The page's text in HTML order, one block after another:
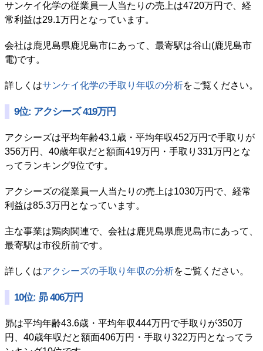
サンケイ化学の従業員一人当たりの売上は4720万円で、経
常利益は29.1万円となっています。
会社は鹿児島県鹿児島市にあって、最寄駅は谷山(鹿児島市
電)です。
詳しくはサンケイ化学の手取り年収の分析をご覧ください。
9位: アクシーズ 419万円
アクシーズは平均年齢43.1歳・平均年収452万円で手取りが
356万円、40歳年収だと額面419万円・手取り331万円とな
ってランキング9位です。
アクシーズの従業員一人当たりの売上は1030万円で、経常
利益は85.3万円となっています。
主な事業は鶏肉関連で、会社は鹿児島県鹿児島市にあって、
最寄駅は市役所前です。
詳しくはアクシーズの手取り年収の分析をご覧ください。
10位: 昴 406万円
昴は平均年齢43.6歳・平均年収444万円で手取りが350万
円、40歳年収だと額面406万円・手取り322万円となってラ